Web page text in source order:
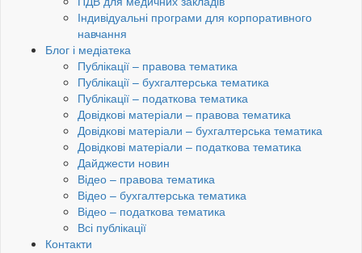
Індивідуальні програми для корпоративного
навчання
Блог і медіатека
Публікації – правова тематика
Публікації – бухгалтерська тематика
Публікації – податкова тематика
Довідкові матеріали – правова тематика
Довідкові матеріали – бухгалтерська тематика
Довідкові матеріали – податкова тематика
Дайджести новин
Відео – правова тематика
Відео – бухгалтерська тематика
Відео – податкова тематика
Всі публікації
Контакти